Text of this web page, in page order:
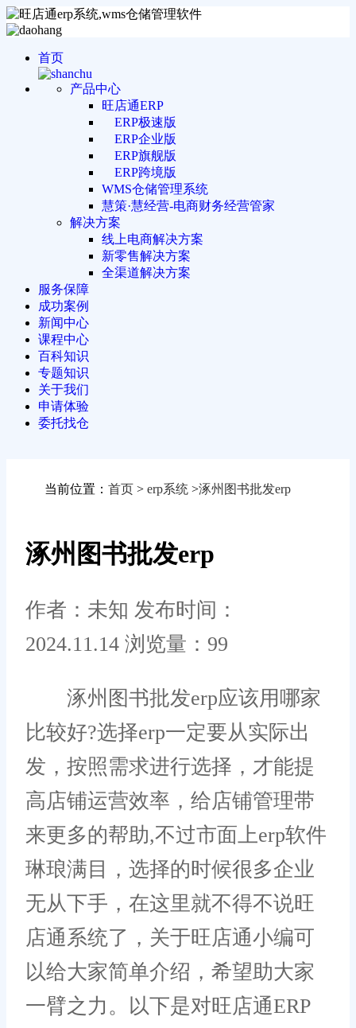
首页
产品中心
旺店通ERP
ERP极速版
ERP企业版
ERP旗舰版
ERP跨境版
WMS仓储管理系统
慧策·慧经营-电商财务经营管家
解决方案
线上电商解决方案
新零售解决方案
全渠道解决方案
服务保障
成功案例
新闻中心
课程中心
百科知识
专题知识
关于我们
申请体验
委托找仓
当前位置： 首页 > erp系统 >涿州图书批发erp
涿州图书批发erp
作者：未知 发布时间：
2024.11.14 浏览量：99
涿州图书批发erp应该用哪家
比较好?选择erp一定要从实际出
发，按照需求进行选择，才能提
高店铺运营效率，给店铺管理带
来更多的帮助,不过市面上erp软件
琳琅满目，选择的时候很多企业
无从下手，在这里就不得不说旺
店通系统了，关于旺店通小编可
以给大家简单介绍，希望助大家
一臂之力。以下是对旺店通ERP